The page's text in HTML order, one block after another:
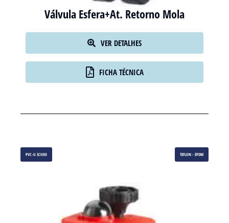
Válvula Esfera+At. Retorno Mola
VER DETALHES
FICHA TÉCNICA
PVC-U SCH80 TEFLON - EPDM